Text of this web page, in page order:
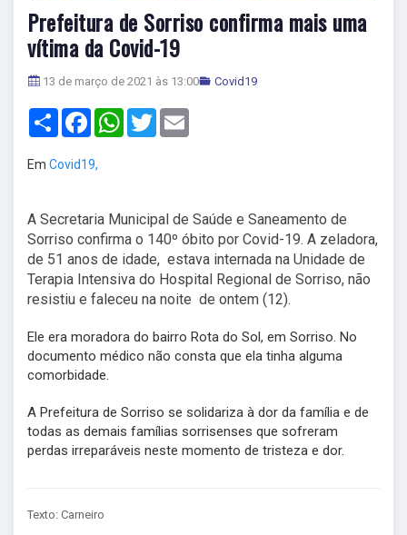
Prefeitura de Sorriso confirma mais uma
vítima da Covid-19
13 de março de 2021 às 13:00 Covid19
Share FacebookWhatsApp
Twitter
Em Covid19,
A Secretaria Municipal de Saúde e Saneamento de
Sorriso confirma o 140º óbito por Covid-19. A zeladora,
de 51 anos de idade, estava internada na Unidade de
Terapia Intensiva do Hospital Regional de Sorriso, não
resistiu e faleceu na noite de ontem (12).
Ele era moradora do bairro Rota do Sol, em Sorriso. No
documento médico não consta que ela tinha alguma
comorbidade.
A Prefeitura de Sorriso se solidariza à dor da família e de
todas as demais famílias sorrisenses que sofreram
perdas irreparáveis neste momento de tristeza e dor.
Texto: Carneiro